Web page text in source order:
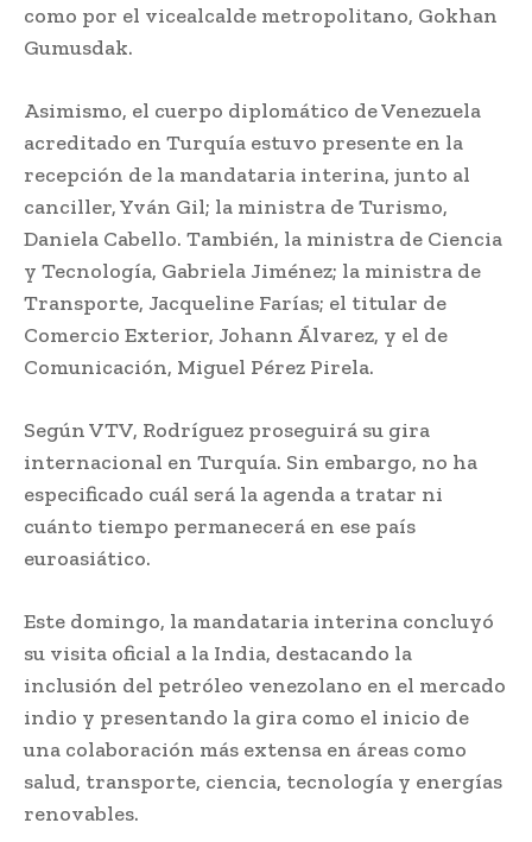
como por el vicealcalde metropolitano, Gokhan
Gumusdak.
Asimismo, el cuerpo diplomático de Venezuela
acreditado en Turquía estuvo presente en la
recepción de la mandataria interina, junto al
canciller, Yván Gil; la ministra de Turismo,
Daniela Cabello. También, la ministra de Ciencia
y Tecnología, Gabriela Jiménez; la ministra de
Transporte, Jacqueline Farías; el titular de
Comercio Exterior, Johann Álvarez, y el de
Comunicación, Miguel Pérez Pirela.
Según VTV, Rodríguez proseguirá su gira
internacional en Turquía. Sin embargo, no ha
especificado cuál será la agenda a tratar ni
cuánto tiempo permanecerá en ese país
euroasiático.
Este domingo, la mandataria interina concluyó
su visita oficial a la India, destacando la
inclusión del petróleo venezolano en el mercado
indio y presentando la gira como el inicio de
una colaboración más extensa en áreas como
salud, transporte, ciencia, tecnología y energías
renovables.